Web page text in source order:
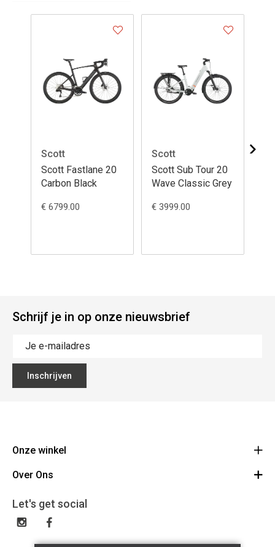
Scott
Scott Fastlane 20
Carbon Black
€ 6799.00
Scott
Scott Sub Tour 20
Wave Classic Grey
€ 3999.00
Schrijf je in op onze nieuwsbrief
Inschrijven
Onze winkel
Grand Départ
Route
09 391 37 26
BE 0701.956.435
Over Ons
Contact
Algeme voorwaarden
Let's get social